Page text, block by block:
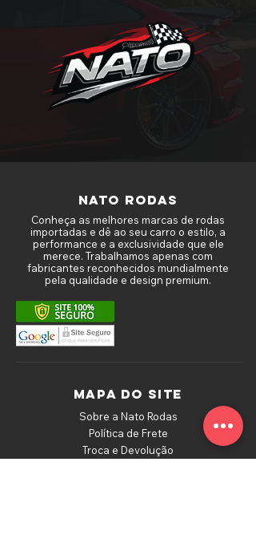
NATO RODAS
Conheça as melhores marcas de rodas
importadas e dê ao seu carro o estilo, a
performance e a exclusividade que ele
merece. Trabalhamos apenas com
fabricantes reconhecidos mundialmente
pela qualidade e design premium.
MAPA DO SITE
Sobre a Nato Rodas
Política de Frete
Troca e Devolução